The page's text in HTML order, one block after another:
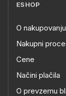
ESHOP
O nakupovanju
Nakupni
Cene
Načini plačila
O prevzemu